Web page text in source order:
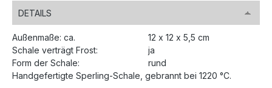
DETAILS
Außenmaße: ca.
12 x 12 x 5,5 cm
Schale verträgt Frost:
ja
Form der Schale:
rund
Handgefertigte Sperling-Schale, gebrannt bei 1220 °C.